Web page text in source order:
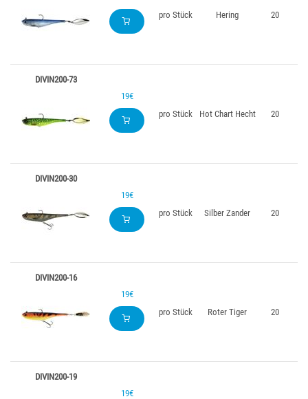
pro Stück
Hering 20
DIVIN200-73
19€
pro Stück
Hot Chart Hecht 20
DIVIN200-30
19€
pro Stück
Silber Zander 20
DIVIN200-16
19€
pro Stück
Roter Tiger 20
DIVIN200-19
19€